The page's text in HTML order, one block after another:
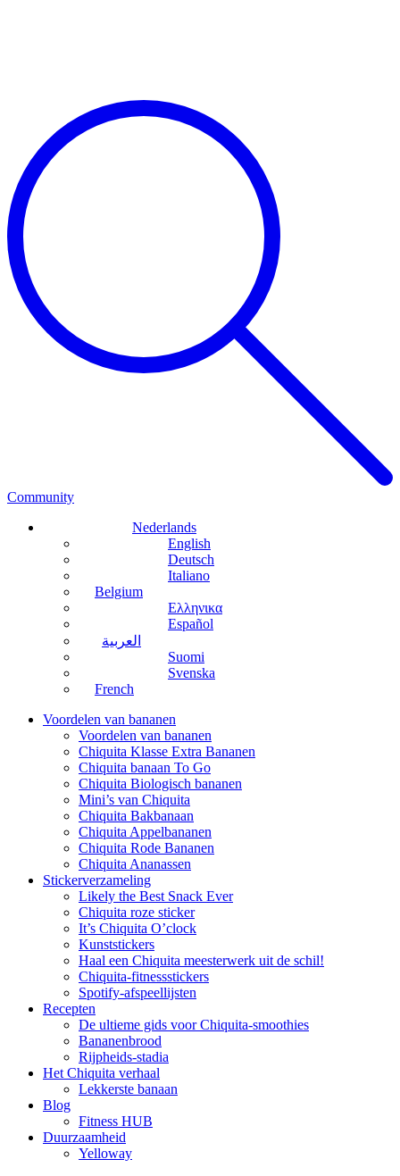
Community
Nederlands
English
Deutsch
Italiano
Belgium
Ελληνικα
Español
العربية
Suomi
Svenska
French
Voordelen van bananen
Voordelen van bananen
Chiquita Klasse Extra Bananen
Chiquita banaan To Go
Chiquita Biologisch bananen
Mini’s van Chiquita
Chiquita Bakbanaan
Chiquita Appelbananen
Chiquita Rode Bananen
Chiquita Ananassen
Stickerverzameling
Likely the Best Snack Ever
Chiquita roze sticker
It’s Chiquita O’clock
Kunststickers
Haal een Chiquita meesterwerk uit de schil!
Chiquita-fitnessstickers
Spotify-afspeellijsten
Recepten
De ultieme gids voor Chiquita-smoothies
Bananenbrood
Rijpheids-stadia
Het Chiquita verhaal
Lekkerste banaan
Blog
Fitness HUB
Duurzaamheid
Yelloway